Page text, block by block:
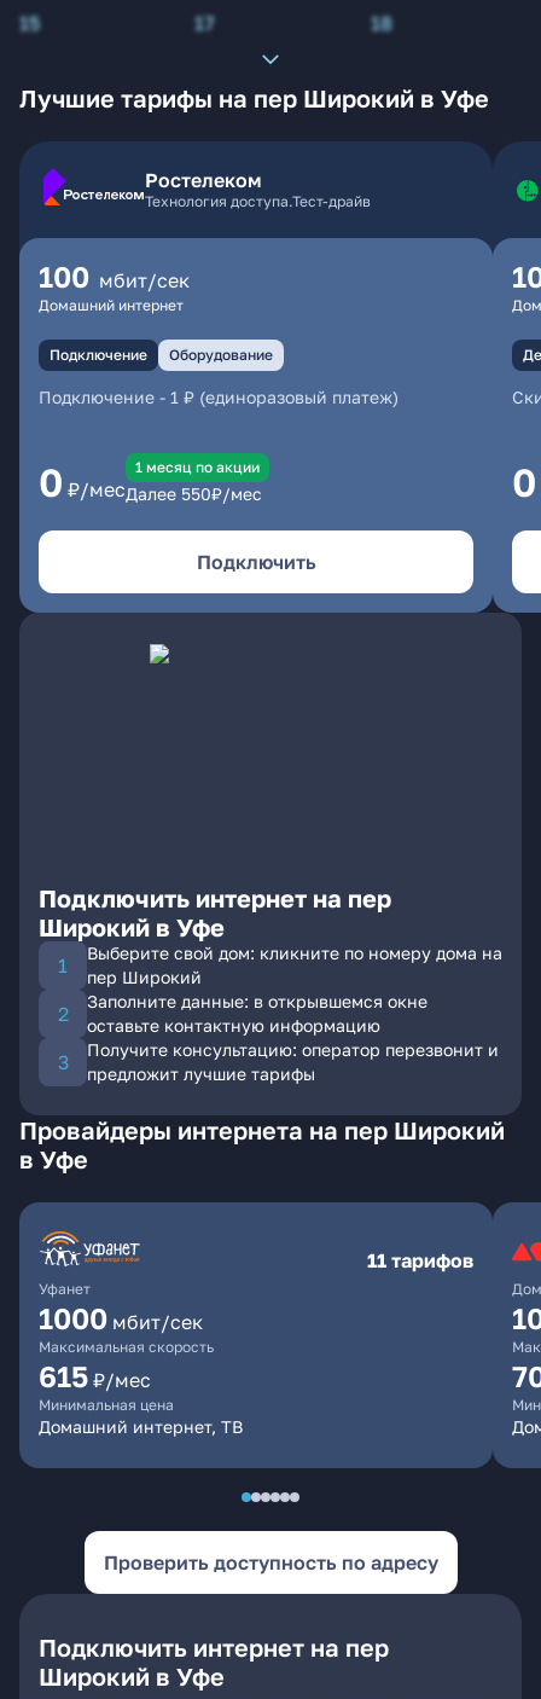
15
17 18
Лучшие тарифы на пер Широкий в Уфе
Ростелеком
Технология доступа.Тест-драйв
100 мбит/сек
Домашний интернет
Подключение Оборудование
Подключение - 1 ₽ (единоразовый платеж)
0 ₽/мес
1 месяц по акции
Далее 550₽/мес
Подключить
0
Подключить интернет на пер
Широкий в Уфе
Выберите свой дом: кликните по номеру дома на
пер Широкий
Заполните данные: в открывшемся окне
оставьте контактную информацию
Получите консультацию: оператор перезвонит и
предложит лучшие тарифы
Провайдеры интернета на пер Широкий
в Уфе
Уфанет
11 тарифов
1000 мбит/сек
Максимальная скорость
615 ₽/мес
Минимальная цена
Домашний интернет, ТВ
Проверить доступность по адресу
Подключить интернет на пер
Широкий в Уфе